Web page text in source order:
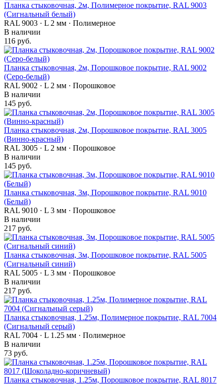
Планка стыковочная, 2м, Полимерное покрытие, RAL 9003
(Сигнальный белый)
RAL 9003 · L 2 мм · Полимерное
В наличии
116 руб.
Планка стыковочная, 2м, Порошковое покрытие, RAL 9002
(Серо-белый)
RAL 9002 · L 2 мм · Порошковое
В наличии
145 руб.
Планка стыковочная, 2м, Порошковое покрытие, RAL 3005
(Винно-красный)
RAL 3005 · L 2 мм · Порошковое
В наличии
145 руб.
Планка стыковочная, 3м, Порошковое покрытие, RAL 9010
(Белый)
RAL 9010 · L 3 мм · Порошковое
В наличии
217 руб.
Планка стыковочная, 3м, Порошковое покрытие, RAL 5005
(Сигнальный синий)
RAL 5005 · L 3 мм · Порошковое
В наличии
217 руб.
Планка стыковочная, 1.25м, Полимерное покрытие, RAL 7004
(Сигнальный серый)
RAL 7004 · L 1.25 мм · Полимерное
В наличии
73 руб.
Планка стыковочная, 1.25м, Порошковое покрытие, RAL 8017